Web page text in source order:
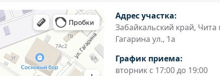
Адрес участка:
Забайкальский край, Чита
Гагарина ул., 1а
График приема:
вторник с 17:00 до 19:00